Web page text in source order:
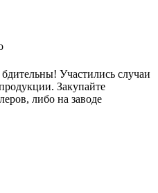
Участились случаи
Закупайте
либо на заводе